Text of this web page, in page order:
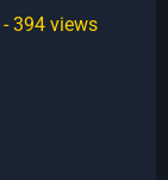
- 394 views